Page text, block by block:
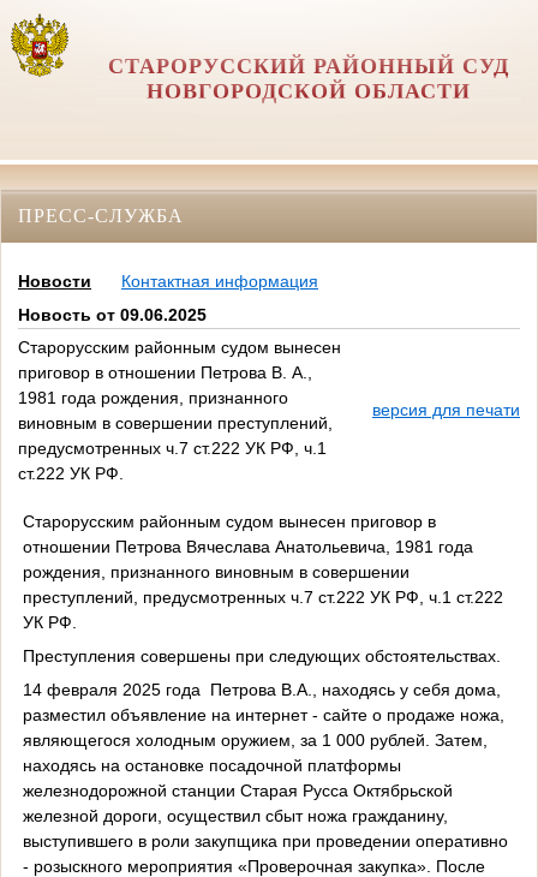
СТАРОРУССКИЙ РАЙОННЫЙ СУД
НОВГОРОДСКОЙ ОБЛАСТИ
ПРЕСС-СЛУЖБА
Новости
Контактная информация
Новость от 09.06.2025
Старорусским районным судом вынесен
приговор в отношении Петрова В. А.,
1981 года рождения, признанного
виновным в совершении преступлений,
предусмотренных ч.7 ст.222 УК РФ, ч.1
ст.222 УК РФ.
версия для печати
Старорусским районным судом вынесен приговор в
отношении Петрова Вячеслава Анатольевича, 1981 года
рождения, признанного виновным в совершении
преступлений, предусмотренных ч.7 ст.222 УК РФ, ч.1 ст.222
УК РФ.
Преступления совершены при следующих обстоятельствах.
14 февраля 2025 года
Петрова В.А., находясь у себя дома,
разместил объявление на интернет - сайте о продаже ножа,
являющегося холодным оружием, за 1 000 рублей. Затем,
находясь на остановке посадочной платформы
железнодорожной станции Старая Русса Октябрьской
железной дороги, осуществил сбыт ножа гражданину,
выступившего в роли закупщика при проведении оперативно
- розыскного мероприятия «Проверочная закупка». После